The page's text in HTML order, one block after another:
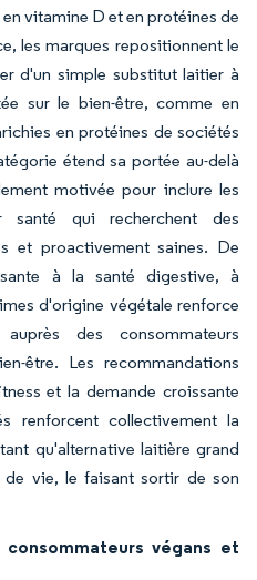
vitamine D et en protéines de
les marques repositionnent le
d'un simple substitut laitier à
sur le bien-être, comme en
en protéines de sociétés
étend sa portée au-delà
motivée pour inclure les
santé qui recherchent des
et proactivement saines. De
à la santé digestive, à
d'origine végétale renforce
des consommateurs
être. Les recommandations
et la demande croissante
renforcent collectivement la
qu'alternative laitière grand
vie, le faisant sortir de son
végans et